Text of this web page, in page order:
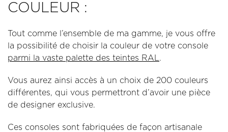
COULEUR :
Tout comme l’ensemble de ma gamme, je vous offre
la possibilité de choisir la couleur de votre console
parmi la vaste palette des teintes RAL .
Vous aurez ainsi accès à un choix de 200 couleurs
différentes, qui vous permettront d’avoir une pièce
de designer exclusive.
Ces consoles sont fabriquées de façon artisanale